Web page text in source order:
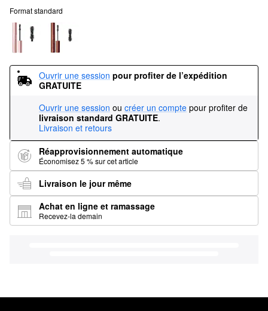
Format standard
Ouvrir une session pour profiter de l’expédition
GRATUITE
Ouvrir une session ou créer un compte pour profiter de
livraison standard GRATUITE.
Livraison et retours
Réapprovisionnement automatique
Économisez 5 % sur cet article
Livraison le jour même
Achat en ligne et ramassage
Recevez-la demain